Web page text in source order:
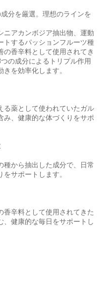
分を厳選。理想のラインを
ニアカンボジア抽出物、運動
トするパッションフルーツ種
香辛料として使用されてき
の成分によるトリプル作用
を効率化します。
る薬として使われていたガル
み、健康的な体づくりをサポ
種から抽出した成分で、日常
サポートします。
香辛料として使用されてきた
、健康的な毎日をサポートし